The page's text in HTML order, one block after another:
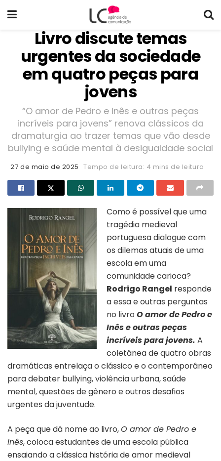
Livro discute temas
urgentes da sociedade
em quatro peças para
jovens
“O amor de Pedro e Inês e outras peças
incríveis para jovens” renova clássicos da
dramaturgia ao trazer temas que vão desde
bullying e saúde mental à desigualdade social
27 de maio de 2025 Tempo de leitura: 4 mins de leitura
Como é possível que uma
tragédia medieval
portuguesa dialogue com
os dilemas atuais de uma
escola em uma
comunidade carioca?
Rodrigo Rangel responde
a essa e outras perguntas
no livro O amor de Pedro e
Inês e outras peças
incríveis para jovens. A
coletânea de quatro obras
dramáticas entrelaça o clássico e o contemporâneo
para debater bullying, violência urbana, saúde
mental, questões de gênero e outros desafios
urgentes da juventude.
A peça que dá nome ao livro,O amor de Pedro e
Inês, coloca estudantes de uma escola pública
ensaiando a clássica história de amor medieval